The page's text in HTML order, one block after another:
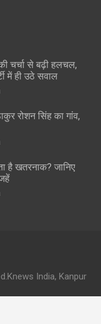
चर्चा से बढ़ी हलचल,
में ही उठे सवाल
रोशन सिंह का गांव,
है खतरनाक? जानिए
India, Kanpur